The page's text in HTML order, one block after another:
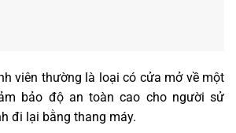
viên thường là loại có cửa mở về một
bảo độ an toàn cao cho người sử
đi lại bằng thang máy.